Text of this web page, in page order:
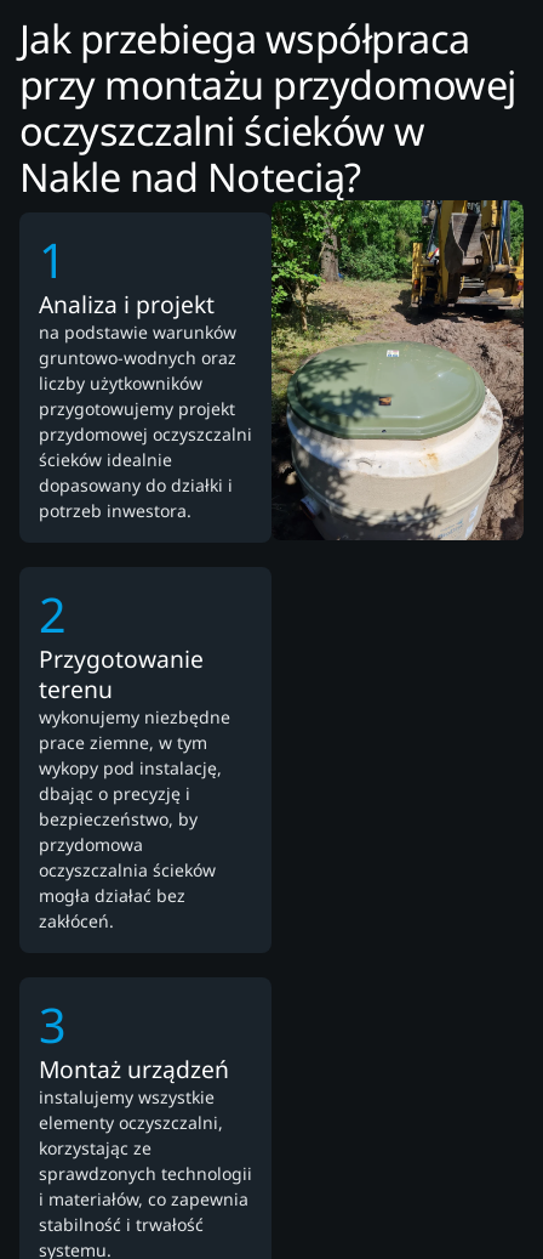
Jak przebiega współpraca
przy montażu przydomowej
oczyszczalni ścieków w
Nakle nad Notecią?
1
Analiza i projekt
na podstawie warunków
gruntowo-wodnych oraz
liczby użytkowników
przygotowujemy projekt
przydomowej oczyszczalni
ścieków idealnie
dopasowany do działki i
potrzeb inwestora.
2
Przygotowanie
terenu
wykonujemy niezbędne
prace ziemne, w tym
wykopy pod instalację,
dbając o precyzję i
bezpieczeństwo, by
przydomowa
oczyszczalnia ścieków
mogła działać bez
zakłóceń.
3
Montaż urządzeń
instalujemy wszystkie
elementy oczyszczalni,
korzystając ze
sprawdzonych technologii
i materiałów, co zapewnia
stabilność i trwałość
systemu.